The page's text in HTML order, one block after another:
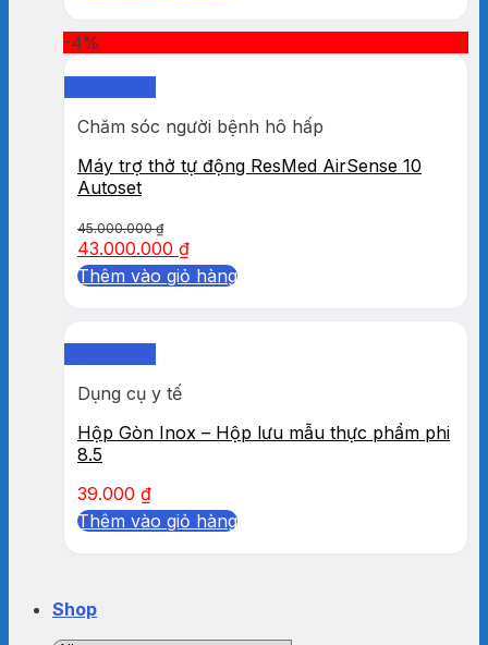
-4%
Chăm sóc người bệnh hô hấp
Máy trợ thở tự động ResMed AirSense 10
Autoset
45.000.000₫
43.000.000 ₫
Thêm vào giỏ hàng
Dụng cụ y tế
Hộp Gòn Inox – Hộp lưu mẫu thực phẩm phi
8.5
39.000 ₫
Thêm vào giỏ hàng
Shop